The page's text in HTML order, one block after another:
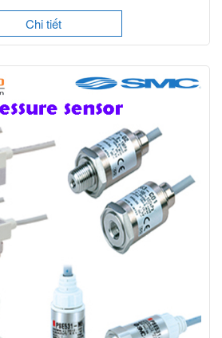
Chi tiết